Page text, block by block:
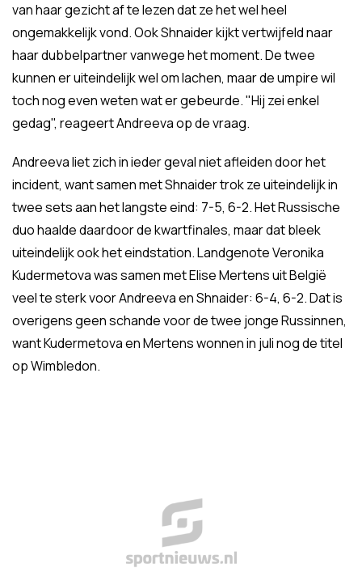
van haar gezicht af te lezen dat ze het wel heel
ongemakkelijk vond. Ook Shnaider kijkt vertwijfeld naar
haar dubbelpartner vanwege het moment. De twee
kunnen er uiteindelijk wel om lachen, maar de umpire wil
toch nog even weten wat er gebeurde. "Hij zei enkel
gedag", reageert Andreeva op de vraag.
Andreeva liet zich in ieder geval niet afleiden door het
incident, want samen met Shnaider trok ze uiteindelijk in
twee sets aan het langste eind: 7-5, 6-2. Het Russische
duo haalde daardoor de kwartfinales, maar dat bleek
uiteindelijk ook het eindstation. Landgenote Veronika
Kudermetova was samen met Elise Mertens uit België
veel te sterk voor Andreeva en Shnaider: 6-4, 6-2. Dat is
overigens geen schande voor de twee jonge Russinnen,
want Kudermetova en Mertens wonnen in juli nog de titel
op Wimbledon.